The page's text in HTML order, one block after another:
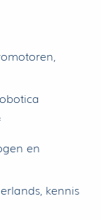
en
kennis